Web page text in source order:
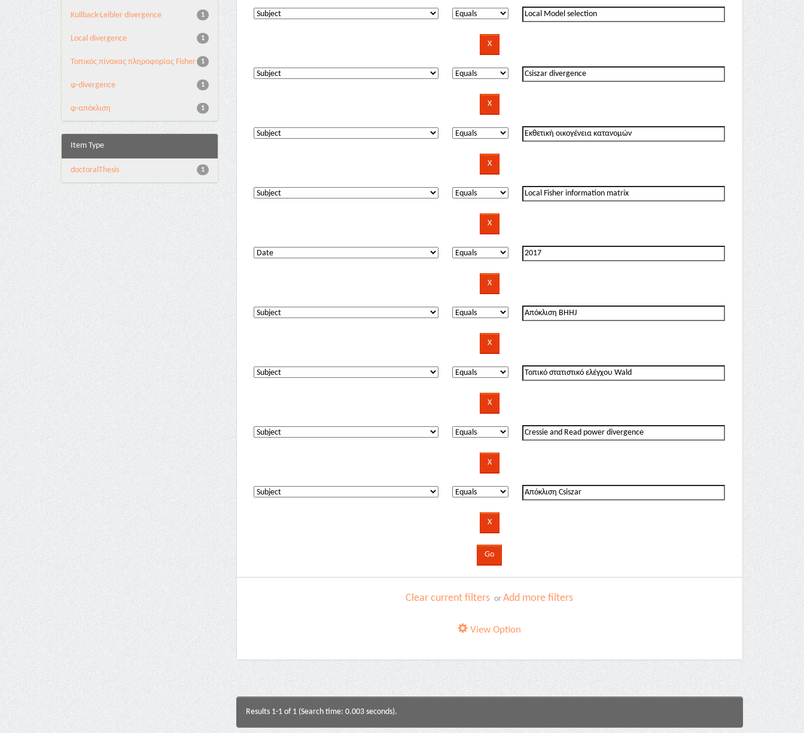
1
Kullback-Leibler divergence
1
Local divergence
1
Τοπικός πίνακας πληροφορίας Fisher
1
φ-divergence
1
φ-απόκλιση
Item Type
1
doctoralThesis
Clear current filters orAdd more filters
View Option
Results 1-1 of 1 (Search time: 0.003 seconds).